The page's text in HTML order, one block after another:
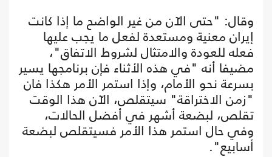
وقال: "حتى الآن من غير الواضح ما إذا كانت
إيران معنية ومستعدة لفعل ما يجب عليها
فعله للعودة والامتثال لشروط الاتفاق"،
مضيفا أنه "في هذه الأثناء فإن برنامجها يسير
بسرعة نحو الأمام، وإذا استمر الأمر هكذا فان
"زمن الاختراقة" سيتقلص، الآن هذا الوقت
تقلص، لبضعة أشهر في أفضل الحالات،
وفي حال استمر هذا الأمر فسيتقلص لبضعة
أسابيع".